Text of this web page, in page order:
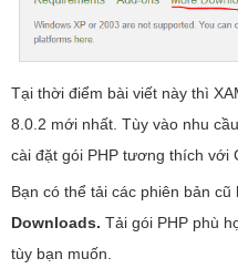
Tại thời điểm bài viết này thì
8.0.2 mới nhất. Tùy vào nhu
cài đặt gói PHP tương thích với
Bạn có thể tải các phiên bản
Downloads. Tải gói PHP phù
tùy bạn muốn.